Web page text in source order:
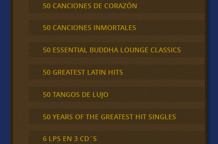
50 CANCIONES DE CORAZÓN
50 CANCIONES INMORTALES
50 ESSENTIAL BUDDHA LOUNGE CLASSICS
50 GREATEST LATIN HITS
50 TANGOS DE LUJO
50 YEARS OF THE GREATEST HIT SINGLES
6 LPS EN 3 CD´S